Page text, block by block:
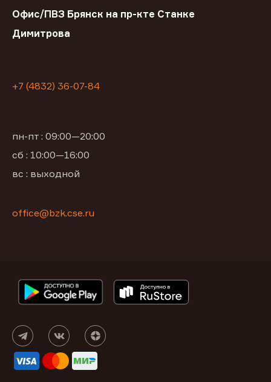
Офис/ПВЗ Брянск на пр-кте Станке
Димитрова
+7 (4832) 36-07-84
пн-пт : 09:00—20:00
сб : 10:00—16:00
вс : выходной
office@bzk.cse.ru